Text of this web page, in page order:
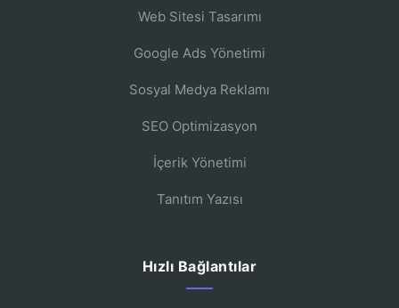
Web Sitesi Tasarımı
Google Ads Yönetimi
Sosyal Medya Reklamı
SEO Optimizasyon
İçerik Yönetimi
Tanıtım Yazısı
Hızlı Bağlantılar